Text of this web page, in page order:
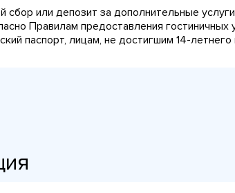
сбор или депозит за дополнительные
Правилам предоставления
паспорт, лицам, не достигшим 14-